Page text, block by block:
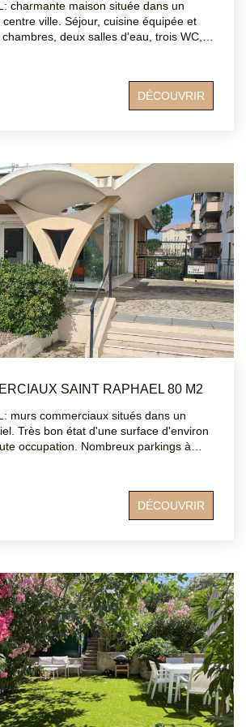
charmante maison située dans un
ville. Séjour, cuisine équipée et
deux salles d'eau, trois WC,
d'entretien. Portail électrique garage
CONSEIL IMMOBILIER Tel
Mail: contact@atriumsud.fr Les
les risques auxquels ce bien est exposé
DÉCOUVRIR
SAINT RAPHAEL 80 M2
murs commerciaux situés dans un
Très bon état d'une surface d'environ
occupation. Nombreux parkings à
Mail: contact@atriumsud.fr Les
risques auxquels ce bien est exposé
le site Géorisques :
DÉCOUVRIR